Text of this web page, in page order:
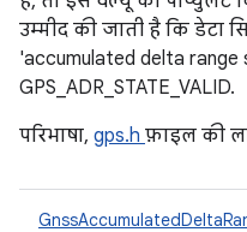
उम्मीद की जाती है कि डेटा
'accumulated delta range
GPS_ADR_STATE_VALID.
परिभाषा, gps.h फ़ाइल की